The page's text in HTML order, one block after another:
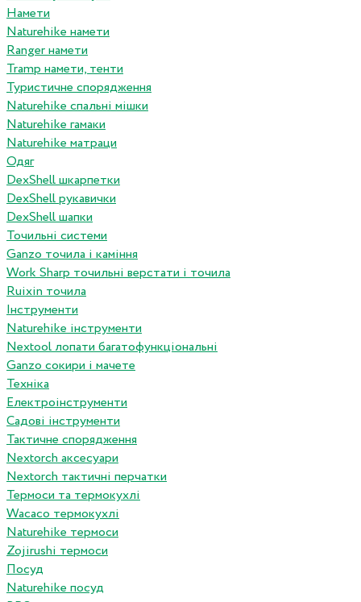
Намети
Naturehike намети
Ranger намети
Tramp намети, тенти
Туристичне спорядження
Naturehike спальні мішки
Naturehike гамаки
Naturehike матраци
Одяг
DexShell шкарпетки
DexShell рукавички
DexShell шапки
Точильні системи
Ganzo точила і каміння
Work Sharp точильні верстати і точила
Ruixin точила
Інструменти
Naturehike інструменти
Nextool лопати багатофункціональні
Ganzo сокири і мачете
Техніка
Електроінструменти
Садові інструменти
Тактичне спорядження
Nextorch аксесуари
Nextorch тактичні перчатки
Термоси та термокухлі
Wacaco термокухлі
Naturehike термоси
Zojirushi термоси
Посуд
Naturehike посуд